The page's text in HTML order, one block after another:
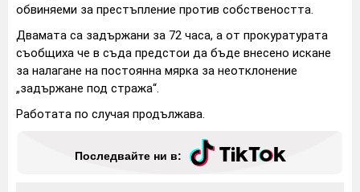
обвиняеми за престъпление против собствеността.
Двамата са задържани за 72 часа, а от прокуратурата
съобщиха че в съда предстои да бъде внесено искане
за налагане на постоянна мярка за неотклонение
„задържане под стража“.
Работата по случая продължава.
Последвайте ни в: